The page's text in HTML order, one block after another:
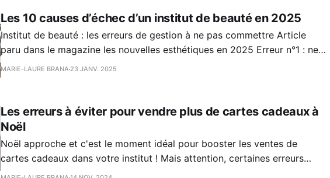
Les 10 causes d’échec d’un institut de beauté en 2025
Institut de beauté : les erreurs de gestion à ne pas commettre Article
paru dans le magazine les nouvelles esthétiques en 2025 Erreur n°1 : ne
pas faire de prévisionnel Le prévisionnel est l’un des essentiels de toute
MARIE-LAURE BRANA 23 JANV. 2025
Les erreurs à éviter pour vendre plus de cartes cadeaux à
Noël
Noël approche et c'est le moment idéal pour booster les ventes de
cartes cadeaux dans votre institut ! Mais attention, certaines erreurs
peuvent vous faire perdre des clients...